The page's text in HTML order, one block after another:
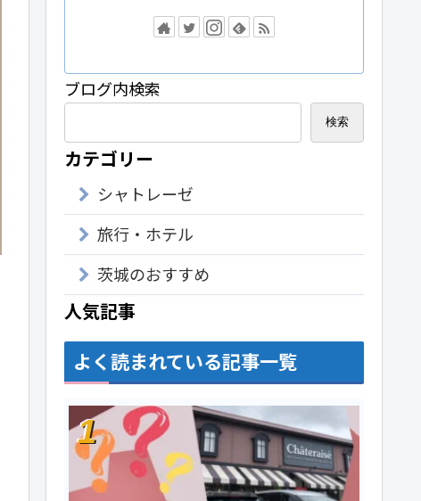
ブログ内検索
検索
カテゴリー
シャトレーゼ
旅行・ホテル
茨城のおすすめ
人気記事
よく読まれている記事一覧